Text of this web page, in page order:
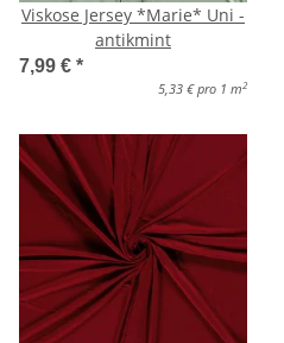
Viskose Jersey *Marie* Uni -
antikmint
7,99 € *
5,33 € pro 1 m 2